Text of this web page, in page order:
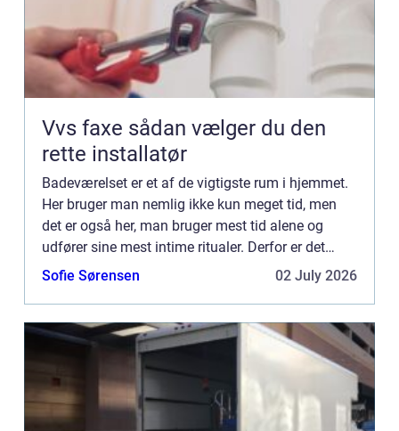
Vvs faxe sådan vælger du den
rette installatør
Badeværelset er et af de vigtigste rum i hjemmet.
Her bruger man nemlig ikke kun meget tid, men
det er også her, man bruger mest tid alene og
udfører sine mest intime ritualer. Derfor er det
vigtigt for ens livskvalitet og funktionaliteten i
Sofie Sørensen 02 July 2026